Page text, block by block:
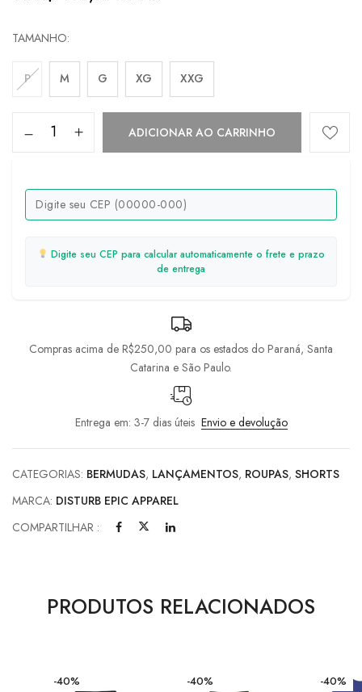
TAMANHO
P M G XG XXG
ADICIONAR AO CARRINHO
Digite seu CEP para calcular automaticamente o frete e prazo
de entrega
Compras acima de R$250,00 para os estados do Paraná, Santa
Catarina e São Paulo.
Entrega em: 3-7 dias úteis Envio e devolução
CATEGORIAS: BERMUDAS, LANÇAMENTOS, ROUPAS, SHORTS
MARCA: DISTURB EPIC APPAREL
COMPARTILHAR :
PRODUTOS RELACIONADOS
-40% -40% -40%